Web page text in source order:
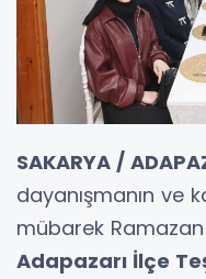
SAKARYA /
dayanışmanın ve
mübarek Ramazan
Adapazarı İlçe